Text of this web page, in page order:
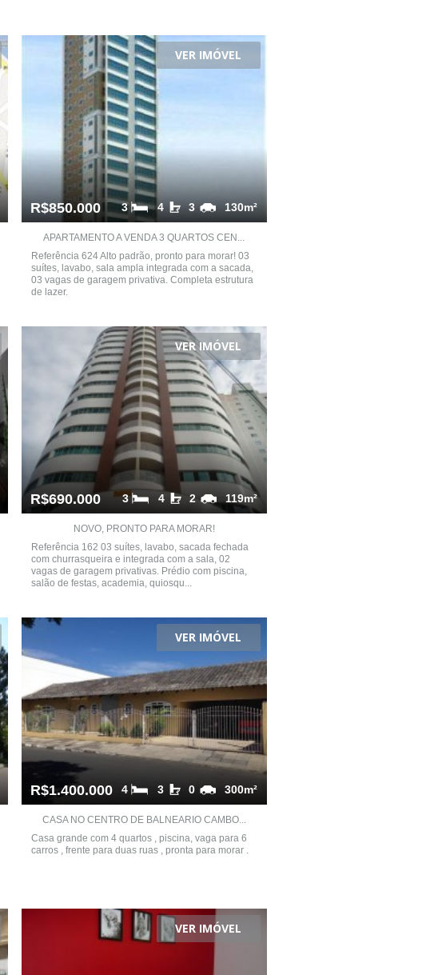
VER IMÓVEL
R$850.000 130m²
3
4
3
APARTAMENTO A VENDA 3 QUARTOS CEN...
Referência 624 Alto padrão, pronto para morar! 03
suítes, lavabo, sala ampla integrada com a sacada,
03 vagas de garagem privativa. Completa estrutura
de lazer.
VER IMÓVEL
R$690.000 119m²
2
4
3
NOVO, PRONTO PARA MORAR!
Referência 162 03 suítes, lavabo, sacada fechada
com churrasqueira e integrada com a sala, 02
vagas de garagem privativas. Prédio com piscina,
salão de festas, academia, quiosqu...
VER IMÓVEL
R$1.400.000 300m²
0
3
4
CASA NO CENTRO DE BALNEARIO CAMBO...
Casa grande com 4 quartos , piscina, vaga para 6
carros , frente para duas ruas , pronta para morar .
VER IMÓVEL